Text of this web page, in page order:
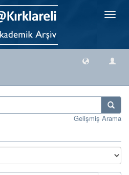
Geçiş
Gelişmiş Arama